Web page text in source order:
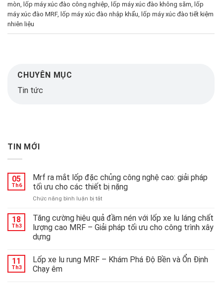
CHUYÊN MỤC
Tin tức
TIN MỚI
05
Th6
Mrf ra mắt lốp đặc chủng công nghệ cao: giải pháp
tối ưu cho các thiết bị nặng
Chức năng bình luận bị tắtở
ra
mắt
lốp
công
18
Th3
Tăng cường hiệu quả đầm nén với lốp xe lu láng chất
lượng cao MRF – Giải pháp tối ưu cho công trình xây
dựng
11
Th3
Lốp xe lu rung MRF – Khám Phá Độ Bền và Ổn Định
Chạy êm
mòn, lốp máy xúc đào công nghiệp, lốp máy xúc đào không săm, lốp
máy xúc đào MRF, lốp máy xúc đào nhập khẩu, lốp máy xúc đào tiết kiệm
nhiên liệu